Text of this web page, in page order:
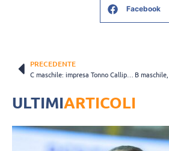
Facebook
PRECEDENTE
ULTIMIARTICOLI